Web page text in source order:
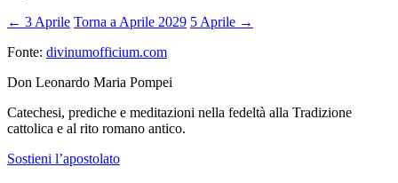
← 3 Aprile Torna a Aprile 2029 5 Aprile →
Fonte: divinumofficium.com
Don Leonardo Maria Pompei
Catechesi, prediche e meditazioni nella fedeltà alla Tradizione
cattolica e al rito romano antico.
Sostieni l’apostolato